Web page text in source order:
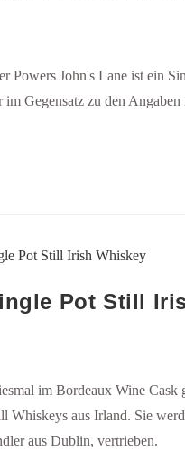
Powers John's Lane ist ein
Gegensatz zu den
Pot Still
im Bordeaux Wine Cask
Whiskeys aus Irland. Sie
aus Dublin, vertrieben.